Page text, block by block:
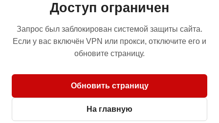
Доступ ограничен
Запрос был заблокирован системой защиты сайта.
Если у вас включён VPN или прокси, отключите его и
обновите страницу.
Обновить страницу
На главную